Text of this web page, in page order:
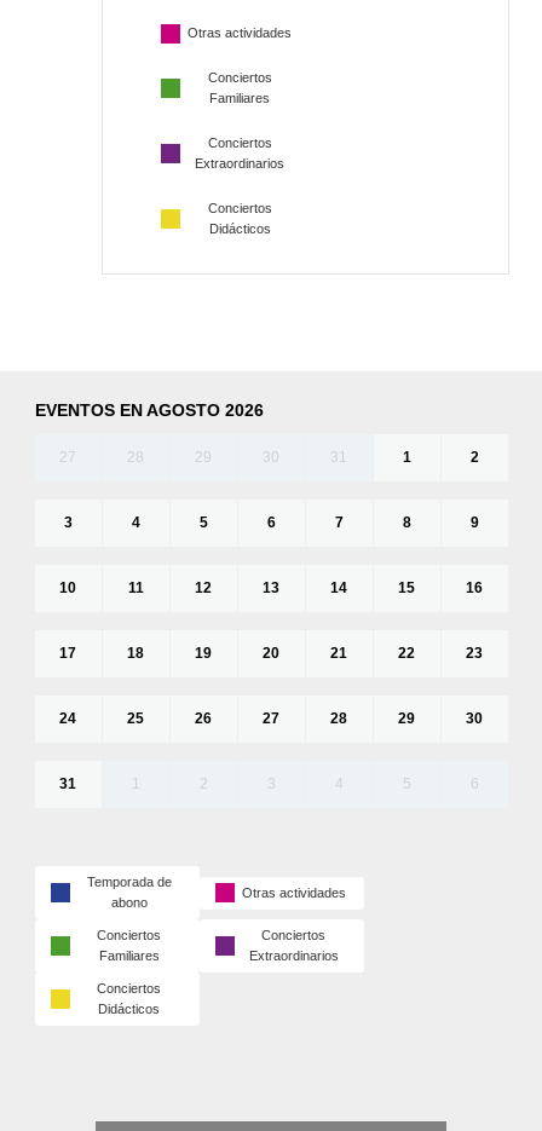
Otras actividades
Conciertos
Familiares
Conciertos
Extraordinarios
Conciertos
Didácticos
EVENTOS EN AGOSTO 2026
27 28 29 30 31 1 2
3 4 5 6 7 8 9
10 11 12 13 14 15 16
17 18 19 20 21 22 23
24 25 26 27 28 29 30
31 1 2 3 4 5 6
Temporada de
abono
Otras actividades
Conciertos
Familiares
Conciertos
Extraordinarios
Conciertos
Didácticos